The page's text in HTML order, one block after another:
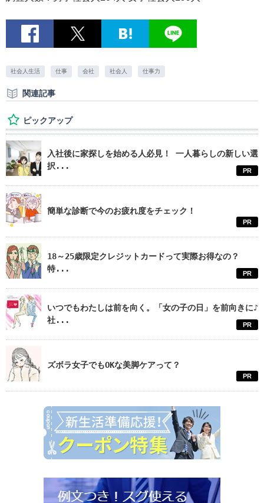
社会人生活 仕事 会社 社会人 仕事力
関連記事
ピックアップ
入社後に家探しを始める人必見！ 一人暮らしの新しい選
択...
PR
簡単な診断で今のお疲れ度をチェック！
PR
18～25歳限定クレジットカードって実際お得なの？
特...
PR
いつでもわたしは前を向く。「女の子の日」を前向きに♪
社...
PR
ズボラ女子でもOKな美脚ケアって？
PR